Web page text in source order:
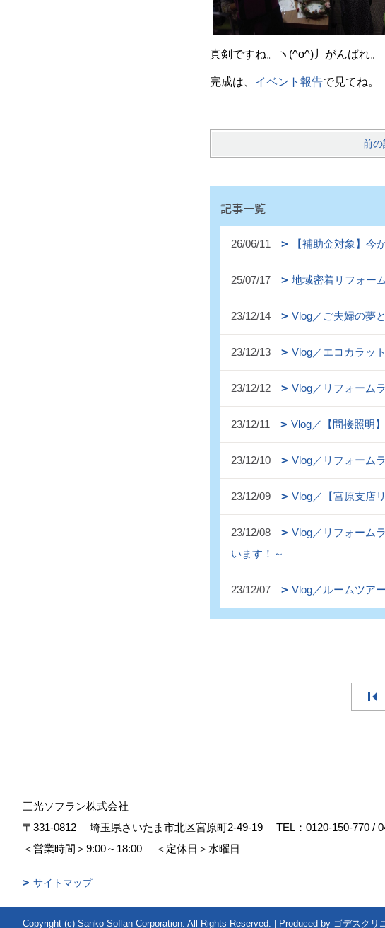
真剣ですね。ヽ(^o^)丿がんばれ。
完成は、 イベント報告で見てね。
前の
記事一覧
26/06/11 【補助金対象】今
25/07/17 地域密着リフォー
23/12/14 Vlog／ご夫婦の夢
23/12/13 Vlog／エコカラッ
23/12/12 Vlog／リフォーム
23/12/11 Vlog／【間接照明
23/12/10 Vlog／リフォーム
23/12/09 Vlog／【宮原支店
23/12/08
Vlog／リフォーム
います！～
23/12/07 Vlog／ルームツア
三光ソフラン株式会社
〒331-0812
埼玉県さいたま市北区宮原町2-49-19 TEL： 0120-150-770 /
＜営業時間＞9:00～18:00
＜定休日＞水曜日
サイトマップ
Copyright (c) Sanko Soflan Corporation. All Rights Reserved. Produced by ゴデスクリ